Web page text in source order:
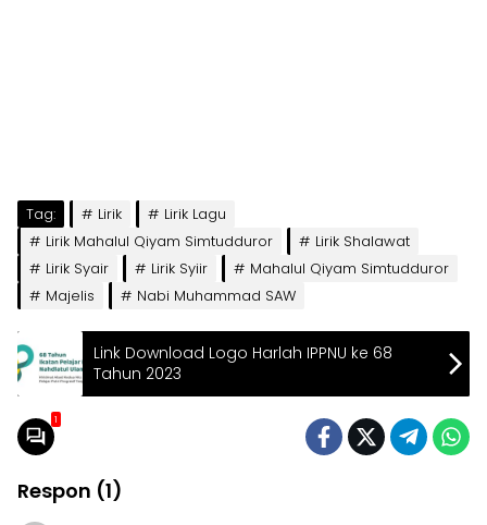
Tag: Lirik
Lirik Lagu
Lirik Mahalul Qiyam Simtudduror
Lirik Shalawat
Lirik Syair
Lirik Syiir
Mahalul Qiyam Simtudduror
Majelis
Nabi Muhammad SAW
Link Download Logo Harlah IPPNU ke 68
Tahun 2023
1
Respon (1)